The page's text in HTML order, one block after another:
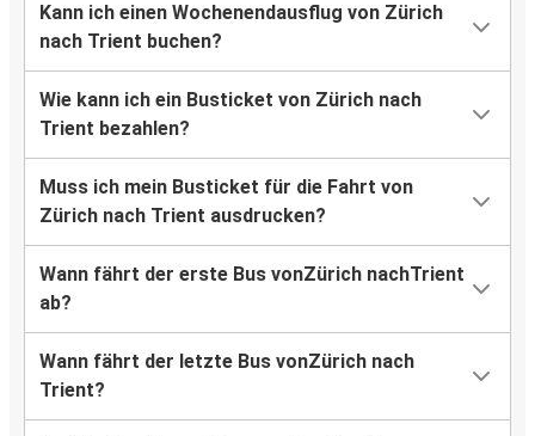
Kann ich einen Wochenendausflug von Zürich
nach Trient buchen?
Wie kann ich ein Busticket von Zürich nach
Trient bezahlen?
Muss ich mein Busticket für die Fahrt von
Zürich nach Trient ausdrucken?
Wann fährt der erste Bus vonZürich nachTrient
ab?
Wann fährt der letzte Bus vonZürich nach
Trient?